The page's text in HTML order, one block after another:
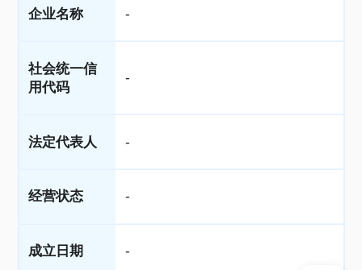
企业名称 -
社会统一信
用代码
-
法定代表人 -
经营状态 -
成立日期 -